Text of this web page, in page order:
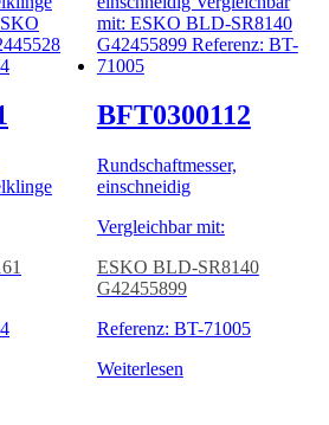
BFT0300112
Rundschaftmesser,
einschneidig
Vergleichbar mit:
ESKO BLD-SR8140
G42455899
Referenz: BT-71005
Weiterlesen